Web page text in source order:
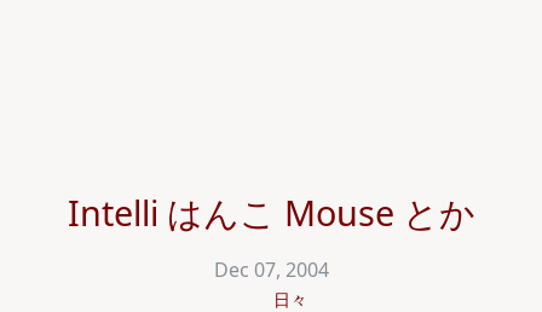
Intelli はんこ Mouse とか
Dec 07, 2004
日々